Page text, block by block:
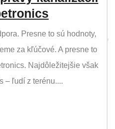
Presne to sú hodnoty,
za kľúčové. A presne to
Najdôležitejšie však
– ľudí z terénu....